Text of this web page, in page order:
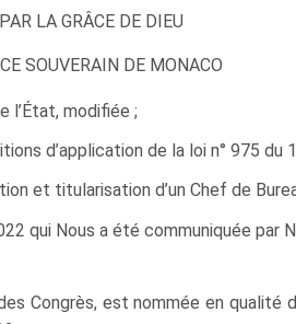
PAR LA GRÂCE DE DIEU
SOUVERAIN DE MONACO
l’État, modifiée ;
d’application de la loi n° 975
et titularisation d’un Chef de
qui Nous a été communiquée par
Congrès, est nommée en